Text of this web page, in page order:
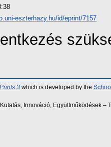
eszterhazy.hu/id/eprint/7157
3 which is developed by the
Innováció, Együttműködések